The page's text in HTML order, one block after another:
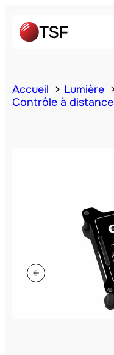
Accueil Lumière
Contrôle à distance